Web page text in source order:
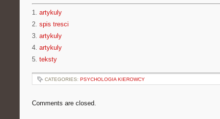
1. artykuly
2. spis tresci
3. artykuly
4. artykuly
5. teksty
CATEGORIES: PSYCHOLOGIA KIEROWCY
Comments are closed.